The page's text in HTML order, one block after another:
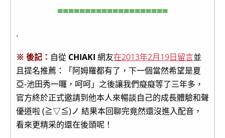
====================
.
※ 後記： 自從 CHIAKI 網友在2013年2月19日留言並
且提名推薦：「阿姆羅都有了，下一個當然希望是夏
亞-池田秀一囉，呵呵」之後讓我們癡癡等了三年多，
官方終於正式邀請到他本人來暢談自己的成長體驗和聲
優道啦 (≧▽≦)ノ 結果本回聊完竟然還沒進入配音，
看來更精采的還在後頭呢！